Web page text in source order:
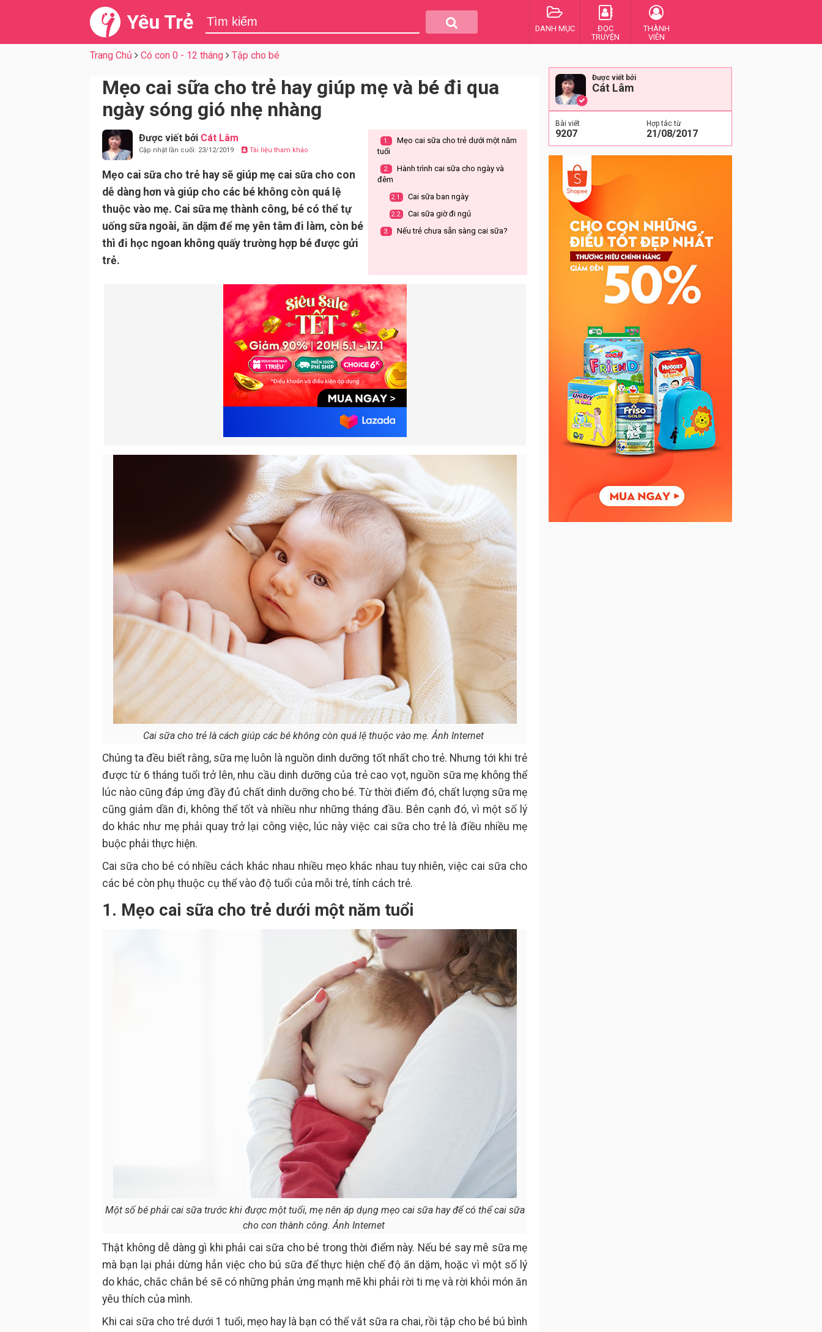
Yêu Trẻ DANH MỤC
ĐỌC
TRUYỆN
THÀNH
VIÊN
Trang Chủ Có con 0 - 12 tháng Tập cho bé
Mẹo cai sữa cho trẻ hay giúp mẹ và bé đi qua
ngày sóng gió nhẹ nhàng
Được viết bởi Cát Lâm
Cập nhật lần cuối: 23/12/2019 Tài liệu tham khảo
Mẹo cai sữa cho trẻ hay sẽ giúp mẹ cai sữa cho con
dễ dàng hơn và giúp cho các bé không còn quá lệ
thuộc vào mẹ. Cai sữa mẹ thành công, bé có thể tự
uống sữa ngoài, ăn dặm để mẹ yên tâm đi làm, còn bé
thì đi học ngoan không quấy trường hợp bé được gửi
trẻ.
1.
Mẹo cai sữa cho trẻ dưới một năm
tuổi
2.
Hành trình cai sữa cho ngày và
đêm
2.1. Cai sữa ban ngày
2.2. Cai sữa giờ đi ngủ
3. Nếu trẻ chưa sẵn sàng cai sữa?
Cai sữa cho trẻ là cách giúp các bé không còn quá lệ thuộc vào mẹ. Ảnh Internet
Chúng ta đều biết rằng, sữa mẹ luôn là nguồn dinh dưỡng tốt nhất cho trẻ. Nhưng tới khi trẻ
được từ 6 tháng tuổi trở lên, nhu cầu dinh dưỡng của trẻ cao vọt, nguồn sữa mẹ không thể
lúc nào cũng đáp ứng đầy đủ chất dinh dưỡng cho bé. Từ thời điểm đó, chất lượng sữa mẹ
cũng giảm dần đi, không thể tốt và nhiều như những tháng đầu. Bên cạnh đó, vì một số lý
do khác như mẹ phải quay trở lại công việc, lúc này việc cai sữa cho trẻ là điều nhiều mẹ
buộc phải thực hiện.
Cai sữa cho bé có nhiều cách khác nhau nhiều mẹo khác nhau tuy nhiên, việc cai sữa cho
các bé còn phụ thuộc cụ thể vào độ tuổi của mỗi trẻ, tính cách trẻ.
1. Mẹo cai sữa cho trẻ dưới một năm tuổi
Một số bé phải cai sữa trước khi được một tuổi, mẹ nên áp dụng mẹo cai sữa hay để có thể cai sữa
cho con thành công. Ảnh Internet
Thật không dễ dàng gì khi phải cai sữa cho bé trong thời điểm này. Nếu bé say mê sữa mẹ
mà bạn lại phải dừng hẳn việc cho bú sữa để thực hiện chế độ ăn dặm, hoặc vì một số lý
do khác, chắc chắn bé sẽ có những phản ứng mạnh mẽ khi phải rời ti mẹ và rời khỏi món ăn
yêu thích của mình.
Khi cai sữa cho trẻ dưới 1 tuổi, mẹo hay là bạn có thể vắt sữa ra chai, rồi tập cho bé bú bình
Được viết bởi
Cát Lâm
Bài viết
9207
Hợp tác từ
21/08/2017